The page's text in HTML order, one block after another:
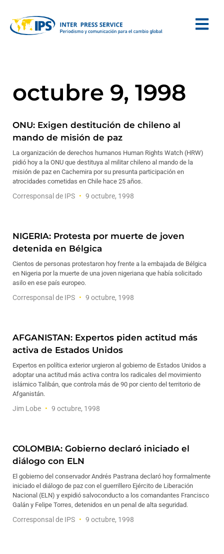
octubre 9, 1998
ONU: Exigen destitución de chileno al
mando de misión de paz
La organización de derechos humanos Human Rights Watch (HRW)
pidió hoy a la ONU que destituya al militar chileno al mando de la
misión de paz en Cachemira por su presunta participación en
atrocidades cometidas en Chile hace 25 años.
Corresponsal de IPS 9 octubre, 1998
NIGERIA: Protesta por muerte de joven
detenida en Bélgica
Cientos de personas protestaron hoy frente a la embajada de Bélgica
en Nigeria por la muerte de una joven nigeriana que había solicitado
asilo en ese país europeo.
Corresponsal de IPS 9 octubre, 1998
AFGANISTAN: Expertos piden actitud más
activa de Estados Unidos
Expertos en política exterior urgieron al gobierno de Estados Unidos a
adoptar una actitud más activa contra los radicales del movimiento
islámico Talibán, que controla más de 90 por ciento del territorio de
Afganistán.
Jim Lobe 9 octubre, 1998
COLOMBIA: Gobierno declaró iniciado el
diálogo con ELN
El gobierno del conservador Andrés Pastrana declaró hoy formalmente
iniciado el diálogo de paz con el guerrillero Ejército de Liberación
Nacional (ELN) y expidió salvoconducto a los comandantes Francisco
Galán y Felipe Torres, detenidos en un penal de alta seguridad.
Corresponsal de IPS 9 octubre, 1998